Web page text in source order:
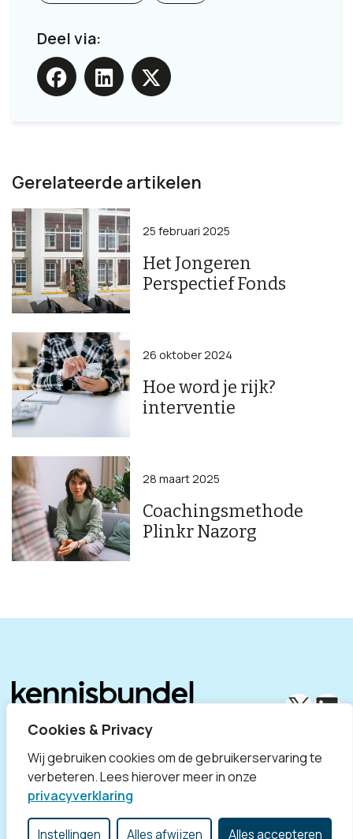
Cookies & Privacy
Wij gebruiken cookies om de gebruikerservaring te
verbeteren. Lees hierover meer in onze
privacyverklaring
Instellingen Alles afwijzen Alles accepteren
Deel via:
Gerelateerde artikelen
Het Jongeren
Perspectief Fonds
25 februari 2025
Hoe word je rijk?
interventie
26 oktober 2024
Coachingsmethode
Plinkr Nazorg
28 maart 2025
X
Divosa